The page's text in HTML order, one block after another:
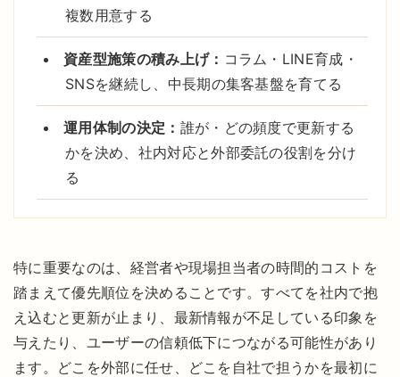
複数用意する
資産型施策の積み上げ： コラム・LINE育成・
SNSを継続し、中長期の集客基盤を育てる
運用体制の決定： 誰が・どの頻度で更新する
かを決め、社内対応と外部委託の役割を分け
る
特に重要なのは、経営者や現場担当者の時間的コストを
踏まえて優先順位を決めることです。すべてを社内で抱
え込むと更新が止まり、最新情報が不足している印象を
与えたり、ユーザーの信頼低下につながる可能性があり
ます。どこを外部に任せ、どこを自社で担うかを最初に